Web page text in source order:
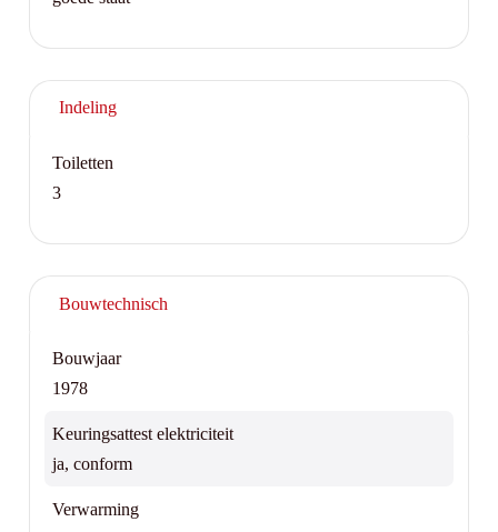
Indeling
Toiletten
3
Bouwtechnisch
Bouwjaar
1978
Keuringsattest elektriciteit
ja, conform
Verwarming